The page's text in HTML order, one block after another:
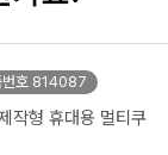
번호 814087
작형 휴대용 멀티쿠